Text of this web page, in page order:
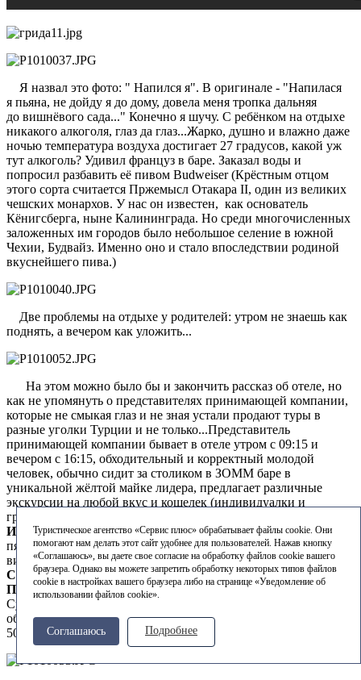
Я назвал это фото: " Напился я". В оригинале - "Напилася
я пьяна, не дойду я до дому, довела меня тропка дальняя
до вишнёвого сада..." Конечно я шучу. С ребёнком на отдыхе
никакого алкоголя, глаз да глаз...Жарко, душно и влажно даже
ночью температура воздуха достигает 27 градусов, какой уж
тут алкоголь? Удивил француз в баре. Заказал воды и
попросил разбавить её пивом Budweiser (Крёстным отцом
этого сорта считается Пржемысл Отакара II, один из великих
чешских монархов. У нас он известен, как основатель
Кёнигсберга, ныне Калининграда. Но среди многочисленных
заложенных им городов было небольшое селение в южной
Чехии, Будвайз. Именно оно и стало впоследствии родиной
вкуснейшего пива.)
Две проблемы на отдыхе у родителей: утром не знаешь как
поднять, а вечером как уложить...
На этом можно было бы и закончить рассказ об отеле, но
как не упомянуть о представителях принимающей компании,
которые не смыкая глаз и не зная устали продают туры в
разные уголки Турции и не только...Представитель
принимающей компании бывает в отеле утром с 09:15 и
вечером с 16:15, обходительный и корректный молодой
человек, обычно сидит за столиком в ЗОММ баре в
уникальной жёлтой майке лидера, предлагает различные
экскурсии на любой вкус и кошелек (индивидуалки и
групповушки): из нового –
Иерусалим(проводится ежедневно кроме субботы и
пятницы) стоит 435/375$ США (дети с 2-6) включая а/билеты,
визу, 2-х разовое питание и экскурсионную программу.
Стамбул(Вт, Ср.) на 1 или 2 дня 250/300$ c перелётом,
Памуккале(1,2 или 2+Эфес) от 40/75-110$, Рафтинг(Вт, Чт,
Суб) 55/30$, хорошая динамичная экскурсия с отличным
обедом, фото дорогие 5$ за штуку + диск с записью сплава
50$ (предварительно дают посмотреть).
Туристическое агентство «Сервис плюс» обрабатывает файлы cookie. Они
помогают нам делать этот сайт удобнее для пользователей. Нажав кнопку
«Соглашаюсь», вы даете свое согласие на обработку файлов cookie вашего
браузера. Однако вы можете запретить обработку некоторых типов файлов
cookie в настройках вашего браузера либо на странице «Уведомление об
использовании файлов cookie».
Соглашаюсь Подробнее